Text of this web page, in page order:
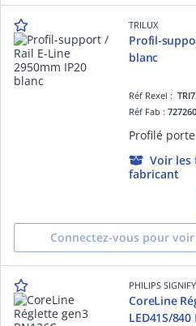
TRILUX
Profil-
blanc
Réf Rexel :
Réf Fab :
Voir les
fabricant
Connectez-vous pour
PHILIPS SIGNIFY
CoreLine
LED41S/840